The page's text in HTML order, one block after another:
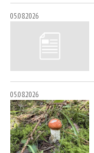
05.08.2026
05.08.2026